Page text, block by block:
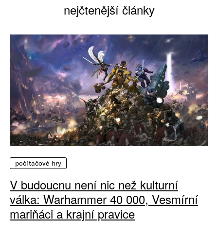
nejčtenější články
počítačové hry
V budoucnu není nic než kulturní
válka: Warhammer 40 000, Vesmírní
mariňáci a krajní pravice